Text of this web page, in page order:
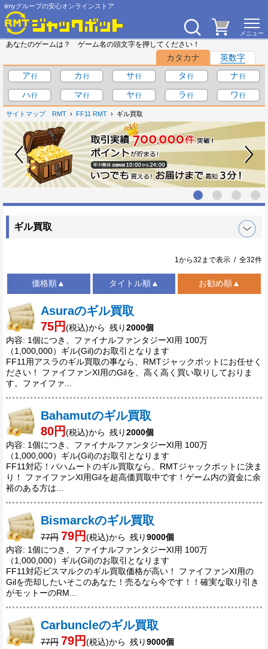
iimyグループの安心オンラインストア
あなたのゲームは？ ゲーム名の頭文字を押してください！
カタカナ
英数字
ア
カ サ タ
ナ
ハ
マ ヤ ラ ワ
サイトマップ RMT FF11 RMT ギル買取
ギル買取
1から32まで表示 / 全32件
価格順▲ タイトル順▲ お勧め順▲
Asuraのギル買取
75円(税込)から 残り2000個
内容: 1個につき、ファイナルファンタジーXI用 100万
（1,000,000）ギル(Gil)のお取引となります
FF11用アスラのギル買取の事なら、RMTジャックポットにお任せく
ださい！ ファイファンXI用のGilを、高く高く買い取りしておりま
す。ファイファ...
Bahamutのギル買取
80円(税込)から 残り2000個
内容: 1個につき、ファイナルファンタジーXI用 100万
（1,000,000）ギル(Gil)のお取引となります
FF11対応！バハムートのギル買取なら、RMTジャックポットに決ま
り！ ファイファンXI用Gilを超高価買取中です！ゲーム内の資金に余
裕のある方は...
Bismarckのギル買取
77円 79円(税込)から 残り9000個
内容: 1個につき、ファイナルファンタジーXI用 100万
（1,000,000）ギル(Gil)のお取引となります
FF11対応ビスマルクのギル買取価格が高い！ ファイファンXI用の
Gilを売却したいそこのあなた！売るなら今です！！確実な取り引き
がモットーのRM...
Carbuncleのギル買取
77円 79円(税込)から 残り9000個